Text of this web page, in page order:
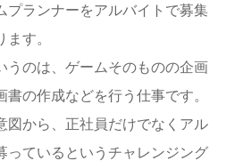
プランナーをアルバイトで募集
す。
うのは、ゲームそのものの企画
の作成などを行う仕事です。
図から、正社員だけでなくアル
っているというチャレンジング